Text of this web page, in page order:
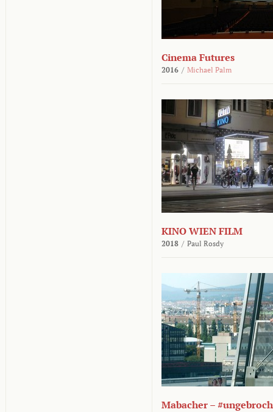
Cinema Futures
2016 / Michael Palm
KINO WIEN FILM
2018 / Paul Rosdy
Mabacher –